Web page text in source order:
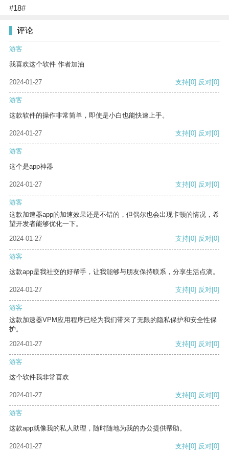
#18#
评论
游客
我喜欢这个软件 作者加油
2024-01-27 支持[0] 反对[0]
游客
这款软件的操作非常简单，即使是小白也能快速上手。
2024-01-27 支持[0] 反对[0]
游客
这个是app神器
2024-01-27 支持[0] 反对[0]
游客
这款加速器app的加速效果还是不错的，但偶尔也会出现卡顿的情况，希
望开发者能够优化一下。
2024-01-27
支持[0] 反对[0]
游客
这款app是我社交的好帮手，让我能够与朋友保持联系，分享生活点滴。
2024-01-27 支持[0] 反对[0]
游客
这款加速器VPM应用程序已经为我们带来了无限的隐私保护和安全性保
护。
2024-01-27
支持[0] 反对[0]
游客
这个软件我非常喜欢
2024-01-27 支持[0] 反对[0]
游客
这款app就像我的私人助理，随时随地为我的办公提供帮助。
2024-01-27 支持[0] 反对[0]